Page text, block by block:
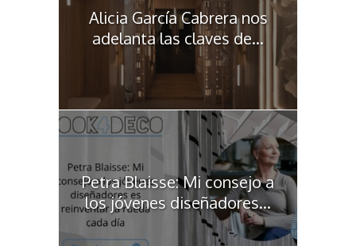
Alicia García Cabrera nos
adelanta las claves de...
Petra Blaisse: Mi consejo a
los jóvenes diseñadores...